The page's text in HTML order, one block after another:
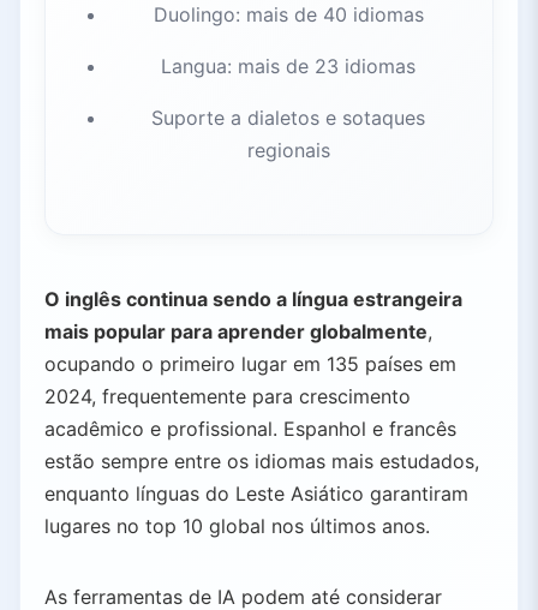
Duolingo: mais de 40 idiomas
Langua: mais de 23 idiomas
Suporte a dialetos e sotaques
regionais
O inglês continua sendo a língua estrangeira
mais popular para aprender globalmente,
ocupando o primeiro lugar em 135 países em
2024, frequentemente para crescimento
acadêmico e profissional. Espanhol e francês
estão sempre entre os idiomas mais estudados,
enquanto línguas do Leste Asiático garantiram
lugares no top 10 global nos últimos anos.
As ferramentas de IA podem até considerar